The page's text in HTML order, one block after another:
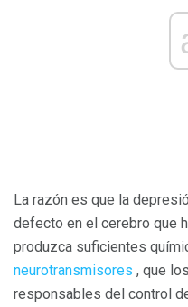
La razón es que la
defecto en el cerebro que
produzca suficientes
neurotransmisores , que
responsables del control